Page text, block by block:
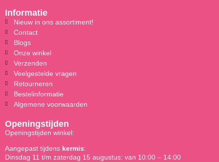
Informatie
Nieuw in ons assortiment!
Contact
Blogs
Onze winkel
Verzenden
Veelgestelde vragen
Retourneren
Bestelinformatie
Algemene voorwaarden
Openingstijden
Openingstijden winkel:
Aangepast tijdens kermis:
Dinsdag 11 t/m zaterdag 15 augustus: van 10:00 – 14:00